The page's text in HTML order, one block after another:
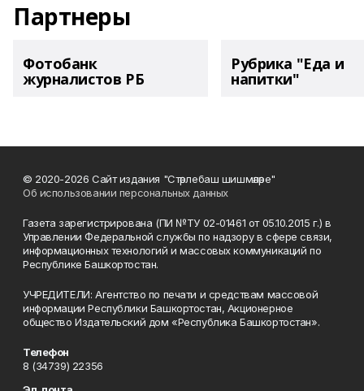
Партнеры
Фотобанк
журналистов РБ
Рубрика "Еда и
напитки"
© 2020-2026 Сайт издания "Стәрлебаш шишмәләре"
Об использовании персональных данных
Газета зарегистрирована (ПИ №ТУ 02-01461 от 05.10.2015 г.) в
Управлении Федеральной службы по надзору в сфере связи,
информационных технологий и массовых коммуникаций по
Республике Башкортостан.
УЧРЕДИТЕЛИ: Агентство по печати и средствам массовой
информации Республики Башкортостан, Акционерное
общество Издательский дом «Республика Башкортостан».
Телефон
8 (34739) 22356